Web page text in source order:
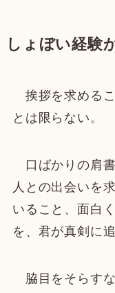
しょぼい経験
挨拶を求める
とは限らない。
口ばかりの肩書
人との出会いを
いること、面白
を、君が真剣に
脇目をそらす